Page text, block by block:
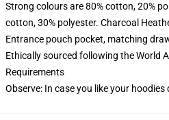
Strong colours are 80% cotton, 20%
cotton, 30% polyester. Charcoal
Entrance pouch pocket, matching
Ethically sourced following the World
Requirements
Observe: In case you like your hoodies